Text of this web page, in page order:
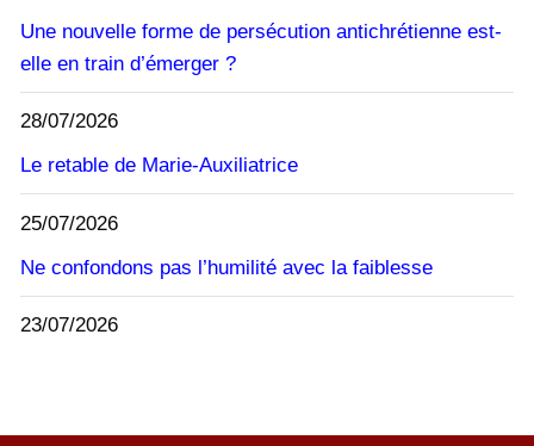
Une nouvelle forme de persécution antichrétienne est-
elle en train d’émerger ?
28/07/2026
Le retable de Marie-Auxiliatrice
25/07/2026
Ne confondons pas l’humilité avec la faiblesse
23/07/2026